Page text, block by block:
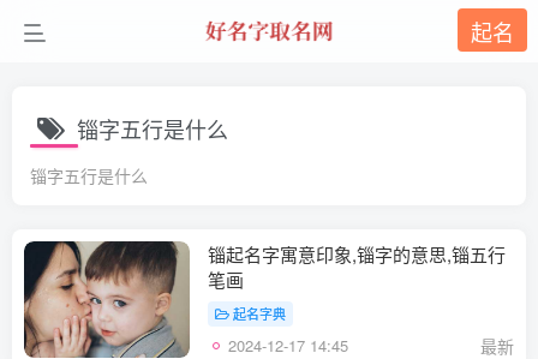
起名
锱字五行是什么
锱字五行是什么
锱起名字寓意印象,锱字的意思,锱五行
笔画
起名字典
2024-12-17 14:45 最新